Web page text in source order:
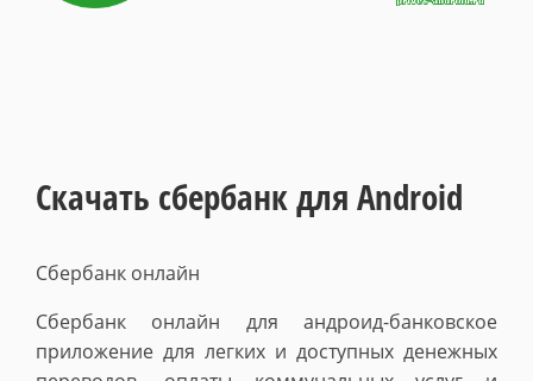
Скачать сбербанк для Android
Сбербанк онлайн
Сбербанк онлайн для андроид-банковское
приложение для легких и доступных денежных